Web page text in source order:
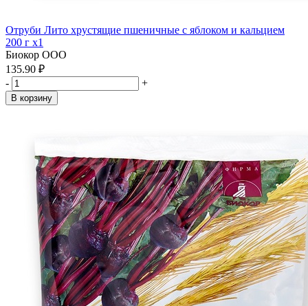
Отруби Лито хрустящие пшеничные с яблоком и кальцием
200 г x1
Биокор ООО
135.90 ₽
-
+
В корзину